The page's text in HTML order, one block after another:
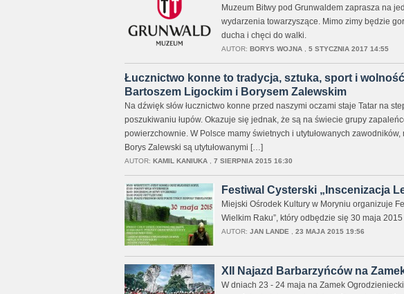
Muzeum Bitwy pod Grunwaldem zaprasza na
wydarzenia towarzyszące. Mimo zimy będzie
ducha i chęci do walki.
AUTOR: BORYS WOJNA, 5 STYCZNIA 2017 14:55
Łucznictwo konne to tradycja, sztuka, sport i
Bartoszem Ligockim i Borysem Zalewskim
Na dźwięk słów łucznictwo konne przed naszymi oczami staje Tatar na
poszukiwaniu łupów. Okazuje się jednak, że są na świecie grupy
powierzchownie. W Polsce mamy świetnych i utytułowanych
Borys Zalewski są utytułowanymi […]
AUTOR: KAMIL KANIUKA, 7 SIERPNIA 2015 16:30
Festiwal Cysterski „Inscenizacja
Miejski Ośrodek Kultury w Moryniu organizuje
Wielkim Raku”, który odbędzie się 30 maja
AUTOR: JAN LANDE 23 MAJA 2015 19:56
XII Najazd Barbarzyńców na
W dniach 23 - 24 maja na Zamek